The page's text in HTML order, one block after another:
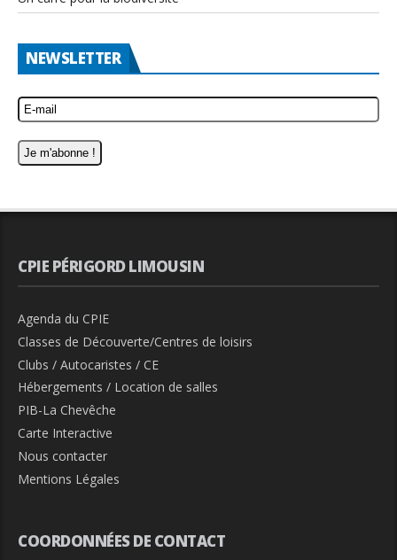
NEWSLETTER
CPIE PÉRIGORD LIMOUSIN
Agenda du CPIE
Classes de Découverte/Centres de loisirs
Clubs / Autocaristes / CE
Hébergements / Location de salles
PIB-La Chevêche
Carte Interactive
Nous contacter
Mentions Légales
COORDONNÉES DE CONTACT